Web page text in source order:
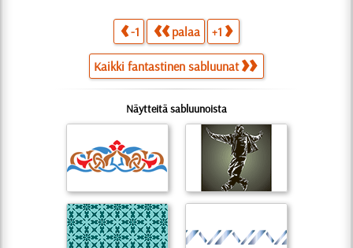
-1 palaa +1
Kaikki fantastinen sabluunat
Näytteitä sabluunoista